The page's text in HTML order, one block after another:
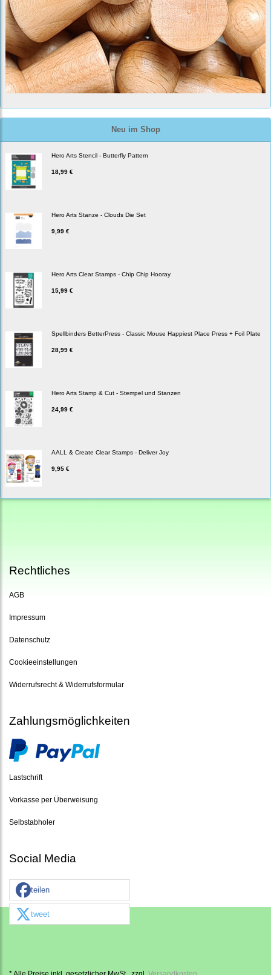
Neu im Shop
Hero Arts Stencil - Butterfly Pattern
18,99 €
Hero Arts Stanze - Clouds Die Set
9,99 €
Hero Arts Clear Stamps - Chip Chip Hooray
15,99 €
Spellbinders BetterPress - Classic Mouse Happiest Place Press + Foil Plate
28,99 €
Hero Arts Stamp & Cut - Stempel und Stanzen
24,99 €
AALL & Create Clear Stamps - Deliver Joy
9,95 €
Rechtliches
AGB
Impressum
Datenschutz
Cookieeinstellungen
Widerrufsrecht & Widerrufsformular
Zahlungsmöglichkeiten
Lastschrift
Vorkasse per Überweisung
Selbstabholer
Social Media
teilen
tweet